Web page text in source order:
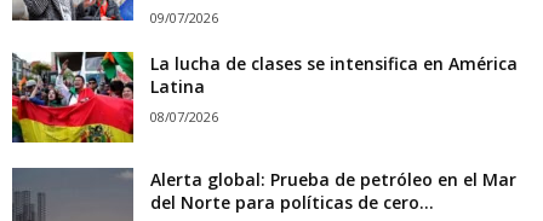
09/07/2026
La lucha de clases se intensifica en América
Latina
08/07/2026
Alerta global: Prueba de petróleo en el Mar
del Norte para políticas de cero...